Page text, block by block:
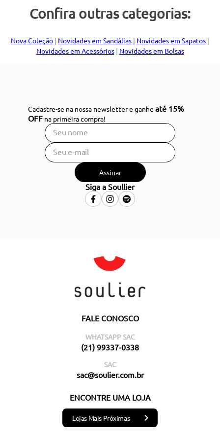
Confira outras categorias:
Nova Coleção | Novidades em Sandálias | Novidades em Sapatos |
Novidades em Acessórios| Novidades em Bolsas
Cadastre-se na nossa newsletter e ganheaté 15%
OFF na primeira compra!
Assinar
Siga a Soullier
FALE CONOSCO
WHATSAPP SAC
(21) 99337-0338
SAC
sac@soulier.com.br
ENCONTRE UMA LOJA
Lojas Mais Próximas